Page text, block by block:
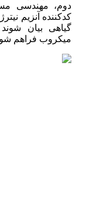
کدکننده آنزیم
گیاهی بیان
میکروب فراهم